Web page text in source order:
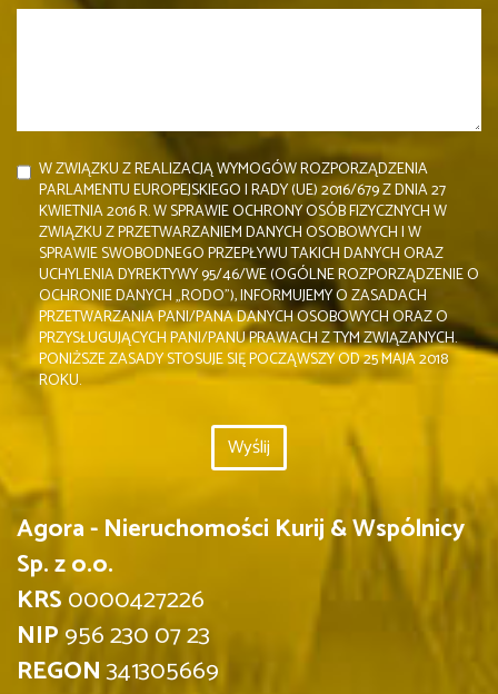
W ZWIĄZKU Z REALIZACJĄ WYMOGÓW ROZPORZĄDZENIA
PARLAMENTU EUROPEJSKIEGO I RADY (UE) 2016/679 Z DNIA 27
KWIETNIA 2016 R. W SPRAWIE OCHRONY OSÓB FIZYCZNYCH W
ZWIĄZKU Z PRZETWARZANIEM DANYCH OSOBOWYCH I W
SPRAWIE SWOBODNEGO PRZEPŁYWU TAKICH DANYCH ORAZ
UCHYLENIA DYREKTYWY 95/46/WE (OGÓLNE ROZPORZĄDZENIE O
OCHRONIE DANYCH „RODO”), INFORMUJEMY O ZASADACH
PRZETWARZANIA PANI/PANA DANYCH OSOBOWYCH ORAZ O
PRZYSŁUGUJĄCYCH PANI/PANU PRAWACH Z TYM ZWIĄZANYCH.
PONIŻSZE ZASADY STOSUJE SIĘ POCZĄWSZY OD 25 MAJA 2018
ROKU.
Agora - Nieruchomości Kurij & Wspólnicy
Sp. z o.o.
KRS0000427226
NIP956 230 07 23
REGON341305669